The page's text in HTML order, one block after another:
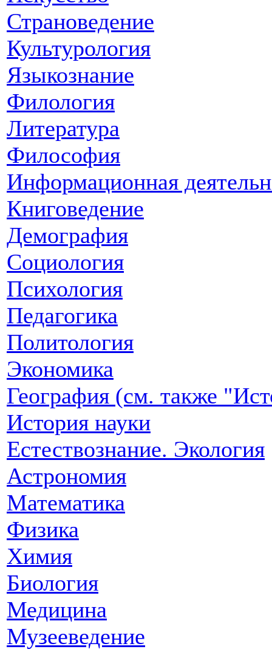
Страноведение
Культурология
Языкознание
Филология
Литература
Философия
Информационная
Книговедение
Демография
Социология
Психология
Педагогика
Политология
Экономика
География (см. также
История науки
Естествознание. Экология
Астрономия
Математика
Физика
Химия
Биология
Медицина
Музееведение